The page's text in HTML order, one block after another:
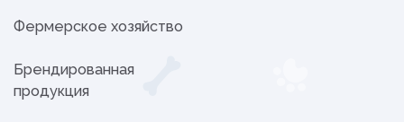
Фермерское хозяйство
Брендированная
продукция